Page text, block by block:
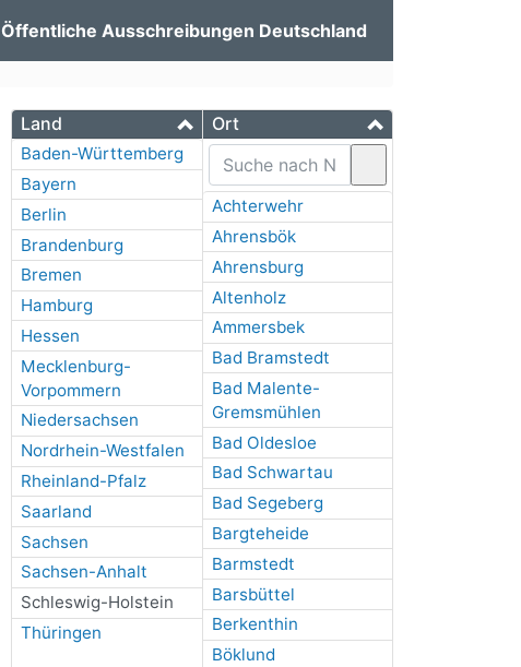
Öffentliche Ausschreibungen Deutschland
Land
Baden-Württemberg
Bayern
Berlin
Brandenburg
Bremen
Hamburg
Hessen
Mecklenburg-
Vorpommern
Niedersachsen
Nordrhein-Westfalen
Rheinland-Pfalz
Saarland
Sachsen
Sachsen-Anhalt
Schleswig-Holstein
Thüringen
Ort
Achterwehr
Ahrensbök
Ahrensburg
Altenholz
Ammersbek
Bad Bramstedt
Bad Malente-
Gremsmühlen
Bad Oldesloe
Bad Schwartau
Bad Segeberg
Bargteheide
Barmstedt
Barsbüttel
Berkenthin
Böklund